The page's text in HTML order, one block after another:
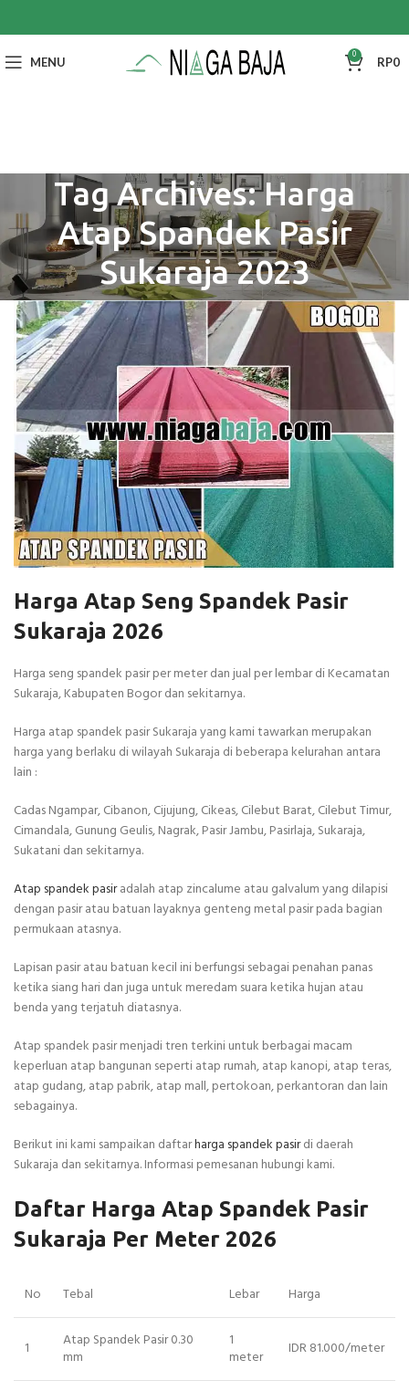
MENU 0 RP0
Tag Archives: Harga
Atap Spandek Pasir
Sukaraja 2023
Harga Atap Seng Spandek Pasir
Sukaraja 2026
Harga seng spandek pasir per meter dan jual per lembar di Kecamatan
Sukaraja, Kabupaten Bogor dan sekitarnya.
Harga atap spandek pasir Sukaraja yang kami tawarkan merupakan
harga yang berlaku di wilayah Sukaraja di beberapa kelurahan antara
lain :
Cadas Ngampar, Cibanon, Cijujung, Cikeas, Cilebut Barat, Cilebut Timur,
Cimandala, Gunung Geulis, Nagrak, Pasir Jambu, Pasirlaja, Sukaraja,
Sukatani dan sekitarnya.
Atap spandek pasiradalah atap zincalume atau galvalum yang dilapisi
dengan pasir atau batuan layaknya genteng metal pasir pada bagian
permukaan atasnya.
Lapisan pasir atau batuan kecil ini berfungsi sebagai penahan panas
ketika siang hari dan juga untuk meredam suara ketika hujan atau
benda yang terjatuh diatasnya.
Atap spandek pasir menjadi tren terkini untuk berbagai macam
keperluan atap bangunan seperti atap rumah, atap kanopi, atap teras,
atap gudang, atap pabrik, atap mall, pertokoan, perkantoran dan lain
sebagainya.
Berikut ini kami sampaikan daftarharga spandek pasirdi daerah
Sukaraja dan sekitarnya. Informasi pemesanan hubungi kami.
Daftar Harga Atap Spandek Pasir
Sukaraja Per Meter 2026
No Tebal Lebar Harga
1
Atap Spandek Pasir 0.30
mm
1
meter
IDR 81.000/meter